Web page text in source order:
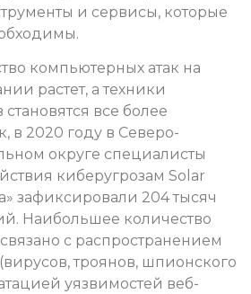
и сервисы, которые
компьютерных атак на
растет, а техники
все более
в 2020 году в Северо-
округе специалисты
киберугрозам Solar
зафиксировали 204 тысяч
Наибольшее количество
с распространением
троянов, шпионского
уязвимостей веб-